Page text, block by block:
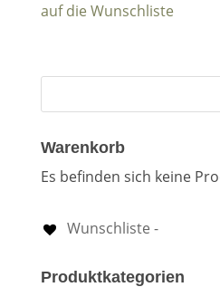
auf die Wunschliste
Warenkorb
Es befinden sich keine
Wunschliste -
Produktkategorien